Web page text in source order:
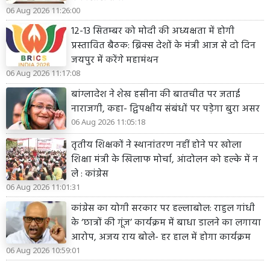
06 Aug 2026 11:26:00
12-13 सितम्बर को मोदी की अध्यक्षता में होगी
प्रस्तावित बैठक: ब्रिक्स देशों के मंत्री आज से दो दिन
जयपुर में करेंगे महामंथन
06 Aug 2026 11:17:08
बांग्लादेश ने शेख हसीना की बातचीत पर जताई
नाराजगी, कहा- द्विपक्षीय संबंधों पर पड़ेगा बुरा असर
06 Aug 2026 11:05:18
तृतीय शिक्षकों ने स्थानांतरण नहीं होने पर खोला
शिक्षा मंत्री के खिलाफ मोर्चा, आंदोलन को हल्के में न
ले : कांग्रेस
06 Aug 2026 11:01:31
कांग्रेस का योगी सरकार पर हल्लाबोल: राहुल गांधी
के ‘छात्रों की गूंज’ कार्यक्रम में बाधा डालने का लगाया
आरोप, अजय राय बोले- हर हाल में होगा कार्यक्रम
06 Aug 2026 10:59:01